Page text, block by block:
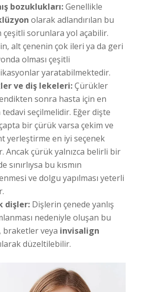
bozuklukları:Genellikle
olarak adlandırılan bu
çeşitli sorunlara yol açabilir.
alt çenenin çok ileri ya da geri
olması çeşitli
yaratabilmektedir.
ve diş lekeleri:Çürükler
sonra hasta için en
seçilmelidir. Eğer dişte
bir çürük varsa çekim ve
yerleştirme en iyi seçenek
Ancak çürük yalnızca belirli bir
sınırlıysa bu kısmın
ve dolgu yapılması yeterli
dişler:Dişlerin çenede yanlış
nedeniyle oluşan bu
braketler veya invisalign
düzeltilebilir.